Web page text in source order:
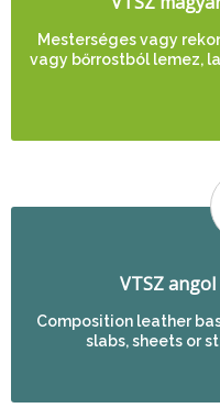
Mesterséges vagy
vagy bőrrostból lemez,
VTSZ
Composition leather
slabs, sheets or